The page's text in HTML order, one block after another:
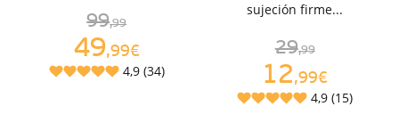
99,99
49,99€
4,9 (34)
sujeción firme...
29,99
12,99€
4,9 (15)